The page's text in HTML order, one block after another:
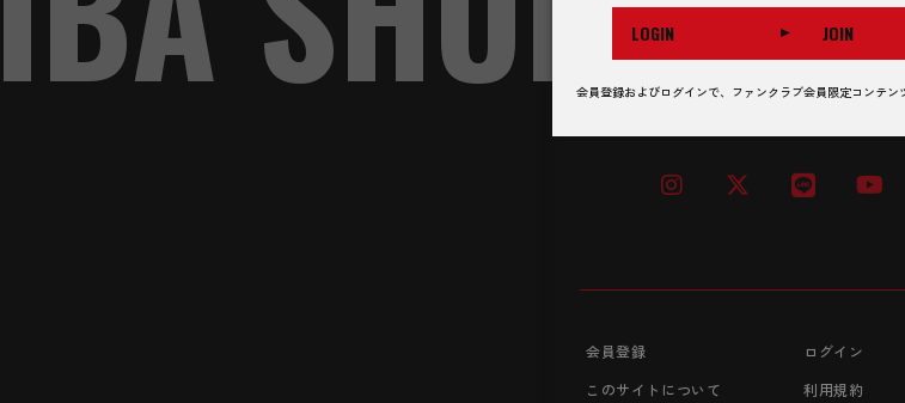
LOGIN JOIN
会員登録およびログインで、ファンクラブ会員限定コンテン
BACK
会員登録
ログイン
このサイトについて
利用規約